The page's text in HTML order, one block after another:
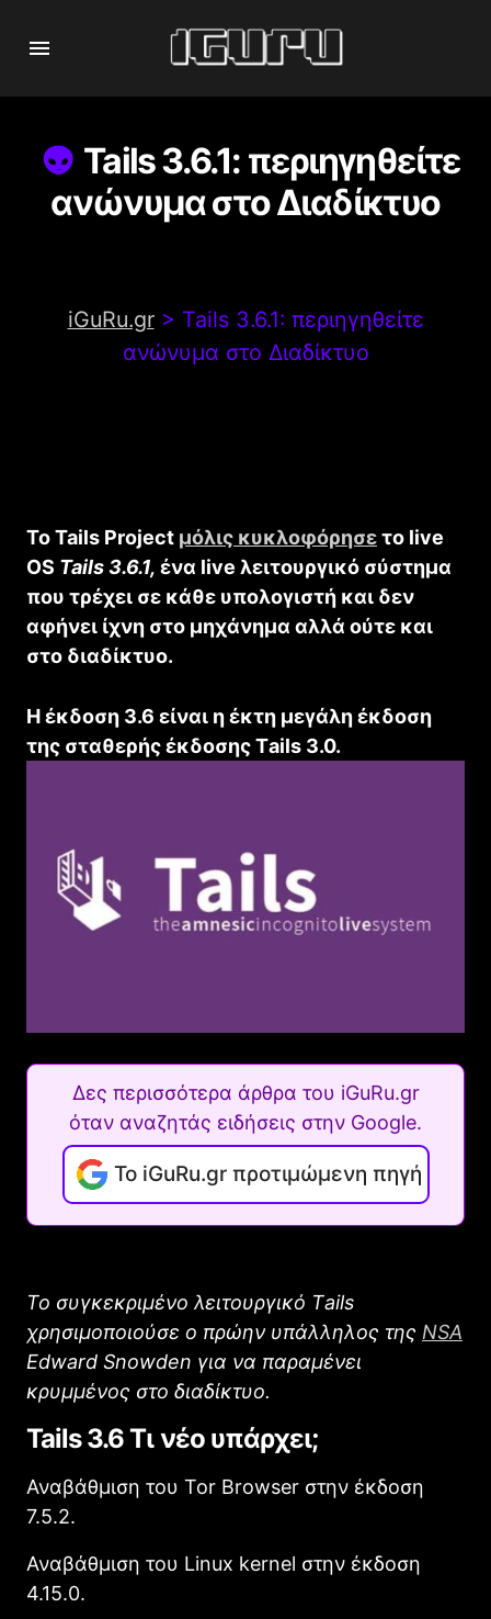
Tails 3.6.1: περιηγηθείτε
ανώνυμα στο Διαδίκτυο
iGuRu.gr> Tails 3.6.1: περιηγηθείτε
ανώνυμα στο Διαδίκτυο
To Tails Project μόλις κυκλοφόρησετο live
OS Tails 3.6.1, ένα live λειτουργικό σύστημα
που τρέχει σε κάθε υπολογιστή και δεν
αφήνει ίχνη στο μηχάνημα αλλά ούτε και
στο διαδίκτυο.
H έκδοση 3.6 είναι η έκτη μεγάλη έκδοση
της σταθερής έκδοσης Τails 3.0.
Δες περισσότερα άρθρα του iGuRu.gr
όταν αναζητάς ειδήσεις στην Google.
Το iGuRu.gr προτιμώμενη πηγή
Το συγκεκριμένο λειτουργικό Τails
χρησιμοποιούσε ο πρώην υπάλληλος της NSA
Edward Snowden για να παραμένει
κρυμμένος στο διαδίκτυο.
Tails 3.6 Τι νέο υπάρχει;
Αναβάθμιση του Tor Browser στην έκδοση
7.5.2.
Αναβάθμιση του Linux kernel στην έκδοση
4.15.0.